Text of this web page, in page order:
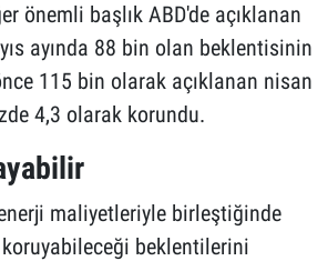
önemli başlık ABD'de açıklanan
ayında 88 bin olan beklentisinin
115 bin olarak açıklanan nisan
4,3 olarak korundu.
maliyetleriyle birleştiğinde
beklentilerini